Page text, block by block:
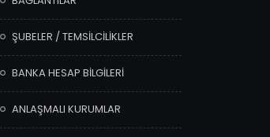
ŞUBELER / TEMSİLCİLİKLER
BANKA HESAP BİLGİLERİ
ANLAŞMALI KURUMLAR